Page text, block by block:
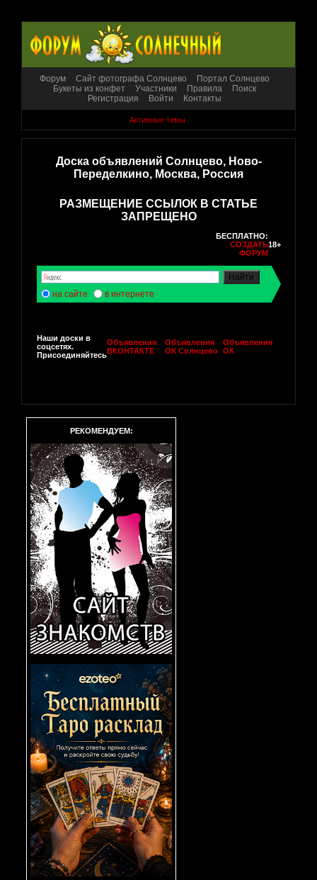
Форум Сайт фотографа Солнцево
Портал Солнцево
Букеты из конфет
Участники Правила
Поиск
Регистрация
Войти Контакты
Активные темы
Доска объявлений Солнцево, Ново-
Переделкино, Москва, Россия
РАЗМЕЩЕНИЕ ССЫЛОК В СТАТЬЕ
ЗАПРЕЩЕНО
БЕСПЛАТНО:
СОЗДАТЬ
ФОРУМ
18+
на сайте в интернете
Наши доски в
соцсетях.
Присоединяйтесь
Объявления
ВКОНТАКТЕ
Объявления
ОК Солнцево
Объявления
ОК
РЕКОМЕНДУЕМ: